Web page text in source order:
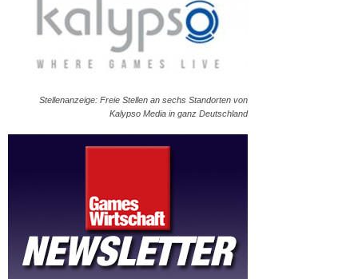
Stellenanzeige: Freie Stellen an sechs Standorten von
Kalypso Media in ganz Deutschland